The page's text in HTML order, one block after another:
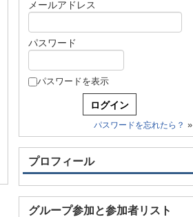
メールアドレス
パスワード
パスワードを表示
パスワードを忘れたら？ »
プロフィール
グループ参加と参加者リスト